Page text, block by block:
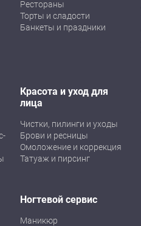
Рестораны
Торты и сладости
Банкеты и праздники
Красота и уход для
лица
Чистки, пилинги и уходы
Брови и ресницы
Омоложение и коррекция
Татуаж и пирсинг
Ногтевой сервис
Маникюр